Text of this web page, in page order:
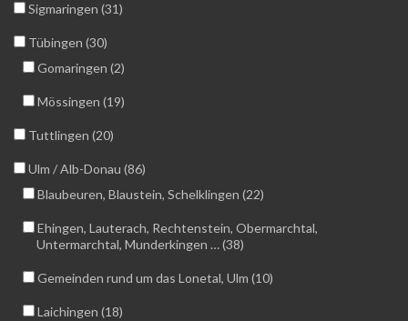
Sigmaringen (31)
Tübingen (30)
Gomaringen (2)
Mössingen (19)
Tuttlingen (20)
Ulm / Alb-Donau (86)
Blaubeuren, Blaustein, Schelklingen (22)
Ehingen, Lauterach, Rechtenstein, Obermarchtal,
Untermarchtal, Munderkingen … (38)
Gemeinden rund um das Lonetal, Ulm (10)
Laichingen (18)